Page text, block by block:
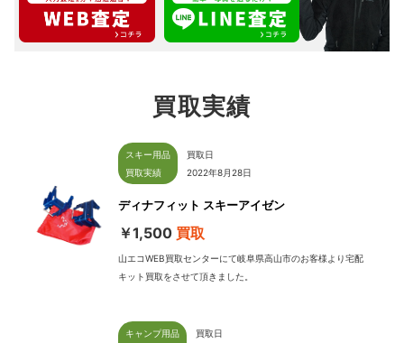
買取実績
スキー用品
買取実績
買取日
2022年8月28日
ディナフィット スキーアイゼン
￥1,500 買取
山エコWEB買取センターにて岐阜県高山市のお客様より宅配
キット買取をさせて頂きました。
キャンプ用品
買取日